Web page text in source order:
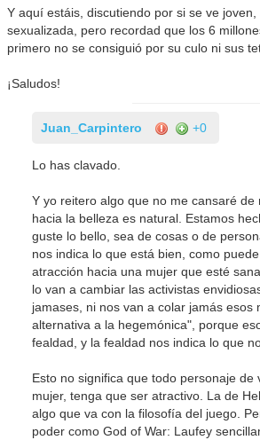
Y aquí estáis, discutiendo por si se ve
sexualizada, pero recordad que los 6
primero no se consiguió por su culo ni sus
¡Saludos!
Juan_Carpintero +0
Lo has clavado.
Y yo reitero algo que no me cansaré de
hacia la belleza es natural. Estamos
guste lo bello, sea de cosas o de
nos indica lo que está bien, como
atracción hacia una mujer que esté
lo van a cambiar las activistas
jamases, ni nos van a colar jamás esos
alternativa a la hegemónica", porque
fealdad, y la fealdad nos indica lo que
Esto no significa que todo personaje de
mujer, tenga que ser atractivo. La de
algo que va con la filosofía del juego.
poder como God of War: Laufey